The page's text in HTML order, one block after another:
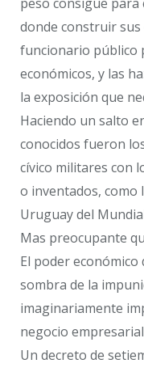
donde construir
funcionario público
económicos, y las
la exposición que
Haciendo un salto
conocidos fueron
cívico militares con
o inventados, como
Uruguay del
Mas preocupante
El poder económico
sombra de la
imaginariamente
negocio
Un decreto de